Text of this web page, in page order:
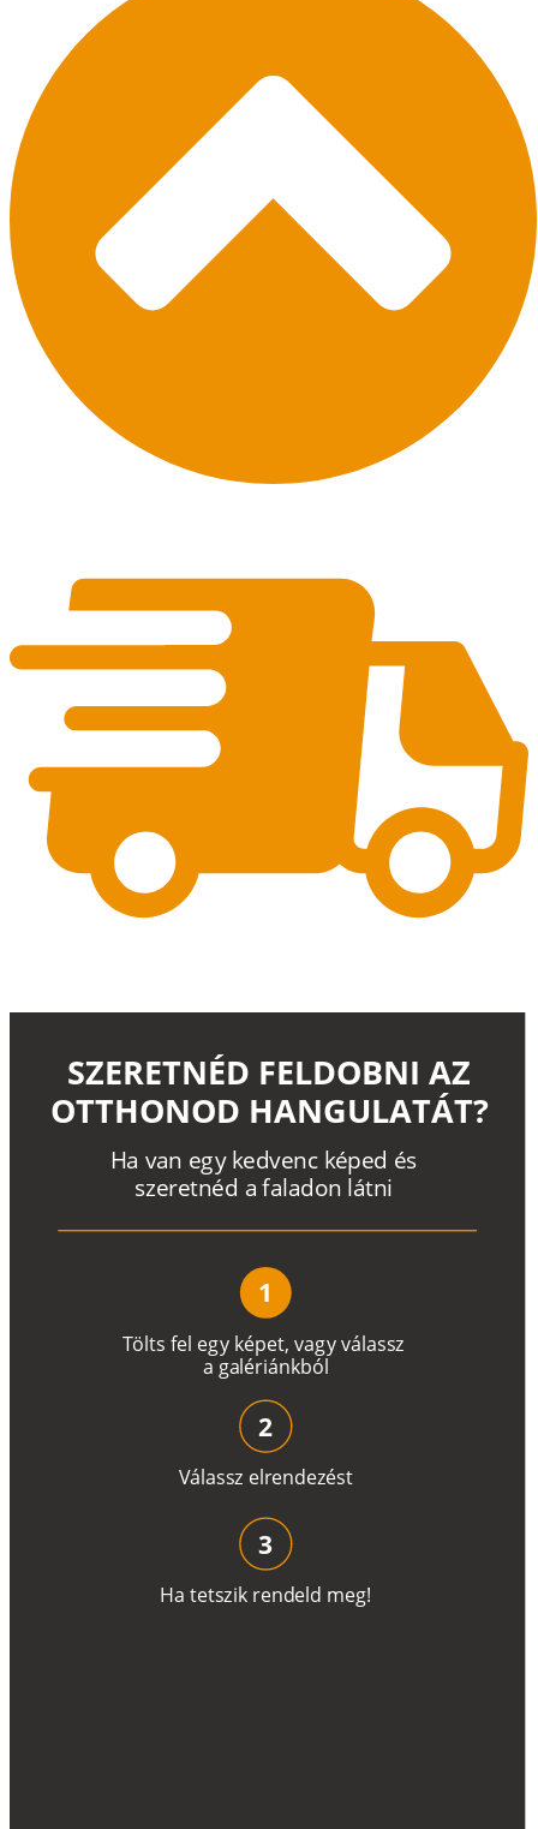
Tölts fel egy képet, vagyválassz
a galériánkból
Ha van egy kedvenc képed és
szeretnéd a faladon látni
SZERETNÉD FELDOBNI AZ
OTTHONOD HANGULATÁT?
1
Válassz elrendezést
2
Ha tetszik rendeld meg!
3